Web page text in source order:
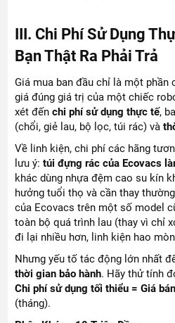
III. Chi Phí Sử Dụng
Bạn Thật Ra Phải Trả
Giá mua ban đầu chỉ là một phần
giá đúng giá trị của một chiếc
xét đếnchi phí sử dụng thực tế,
(chổi, giẻ lau, bộ lọc, túi rác) và
Về linh kiện, chi phí các hãng
lưu ý:túi đựng rác của Ecovacs
khác dùng nhựa đệm cao su kín
hưởng tuổi thọ và cần thay
của Ecovacs trên một số model
toàn bộ quá trình lau (thay vì chỉ
đi lại nhiều hơn, linh kiện hao
Nhưng yếu tố tác động lớn nhất
thời gian bảo hành. Hãy thử tính
Chi phí sử dụng tối thiểu = Giá
(tháng).